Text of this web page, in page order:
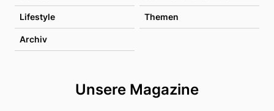
Lifestyle Themen
Archiv
Unsere Magazine